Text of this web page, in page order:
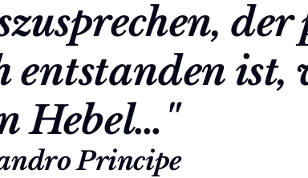
entstanden ist,
Hebel…"
Principe